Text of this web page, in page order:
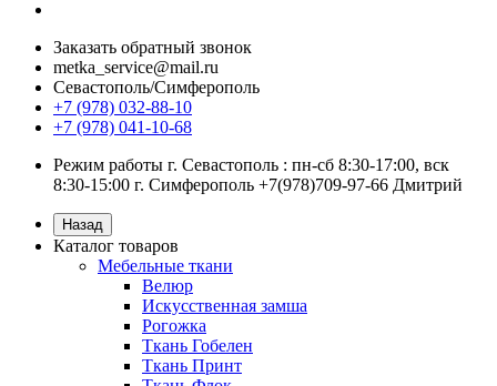
Заказать обратный звонок
metka_service@mail.ru
Севастополь/Симферополь
+7 (978) 032-88-10
+7 (978) 041-10-68
Режим работы г. Севастополь : пн-сб 8:30-17:00, вск
8:30-15:00 г. Симферополь +7(978)709-97-66 Дмитрий
Назад
Каталог товаров
Мебельные ткани
Велюр
Искусственная замша
Рогожка
Ткань Гобелен
Ткань Принт